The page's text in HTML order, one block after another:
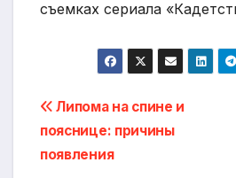
съемках сериала
Навигация
по
Липома на спине и
пояснице: причины
появления